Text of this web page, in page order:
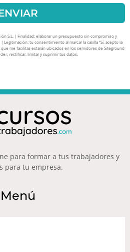
S.L. | Finalidad: elaborar un presupuesto sin compromiso y
tu consentimiento al marcar la casilla “Sí, acepto la
me facilitas estarán ubicados en los servidores de Siteground
rectificar, limitar y suprimir tus datos.
para formar a tus trabajadores y
para tu empresa.
Menú